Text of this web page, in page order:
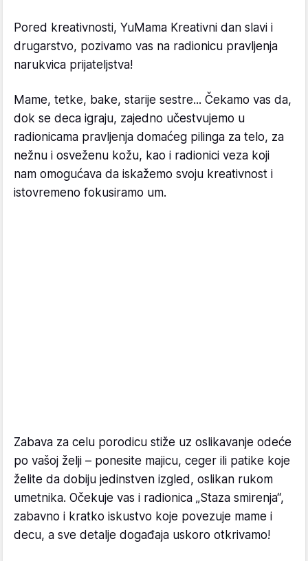
Pored kreativnosti, YuMama Kreativni dan slavi i
drugarstvo, pozivamo vas na radionicu pravljenja
narukvica prijateljstva!
Mame, tetke, bake, starije sestre... Čekamo vas da,
dok se deca igraju, zajedno učestvujemo u
radionicama pravljenja domaćeg pilinga za telo, za
nežnu i osveženu kožu, kao i radionici veza koji
nam omogućava da iskažemo svoju kreativnost i
istovremeno fokusiramo um.
Zabava za celu porodicu stiže uz oslikavanje odeće
po vašoj želji – ponesite majicu, ceger ili patike koje
želite da dobiju jedinstven izgled, oslikan rukom
umetnika. Očekuje vas i radionica „Staza smirenja“,
zabavno i kratko iskustvo koje povezuje mame i
decu, a sve detalje događaja uskoro otkrivamo!